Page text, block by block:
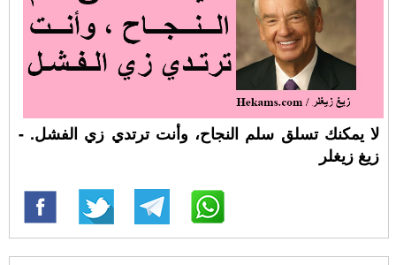
لا يمكنك تسلق سلم النجاح، وأنت ترتدي زي الفشل. -
زيغ زيغلر